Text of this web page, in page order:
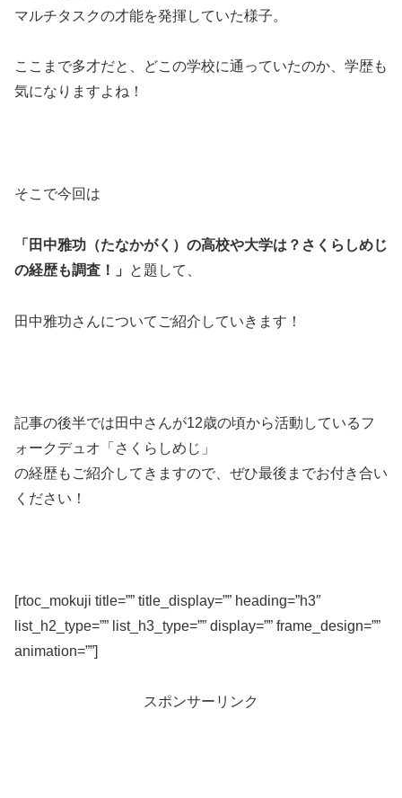
マルチタスクの才能を発揮していた様子。
ここまで多才だと、どこの学校に通っていたのか、学歴も
気になりますよね！
そこで今回は
「田中雅功（たなかがく）の高校や大学は？さくらしめじ
の経歴も調査！」
と題して、
田中雅功さんについてご紹介していきます！
記事の後半では田中さんが12歳の頃から活動しているフ
ォークデュオ「さくらしめじ」
の経歴もご紹介してきますので、ぜひ最後までお付き合い
ください！
[rtoc_mokuji title=”” title_display=”” heading=”h3″
list_h2_type=”” list_h3_type=”” display=”” frame_design=””
animation=””]
スポンサーリンク